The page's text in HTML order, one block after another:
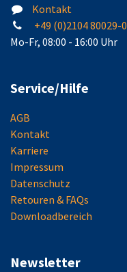
Kontakt
+49 (0)2104 80029-0
Mo-Fr, 08:00 - 16:00 Uhr
Service/Hilfe
AGB
Kontakt
Karriere
Impressum
Datenschutz
Retouren & FAQs
Downloadbereich
Newsletter